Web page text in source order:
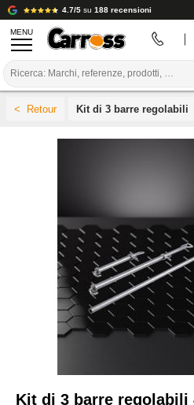
4.7/5 su 188 recensioni
MENU
MATERIALI DI CONSUMO PER LA
STRUMENTI PER LA
ATTREZZATURE PER
INSTALLAZIONE IN LABORATORIO
CHI SIAMO?
Kit di 3 barre regolabili
Kit di 3 barre regolabili